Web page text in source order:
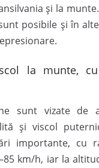
și la
posibile și în
la munte,
sunt vizate de
și viscol
importante, cu
km/h, iar la